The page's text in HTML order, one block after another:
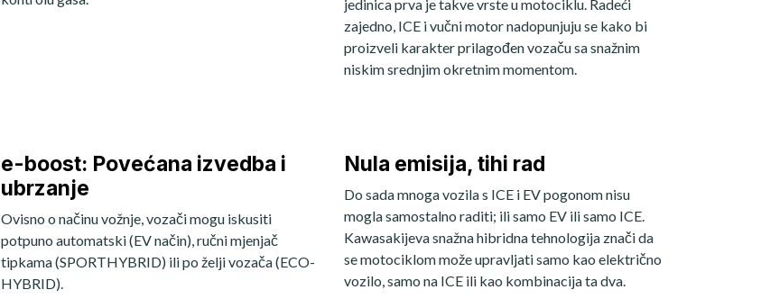
jedinica prva je takve vrste u motociklu. Radeći
zajedno, ICE i vučni motor nadopunjuju se kako bi
proizveli karakter prilagođen vozaču sa snažnim
niskim srednjim okretnim momentom.
e-boost: Povećana izvedba i
ubrzanje
Ovisno o načinu vožnje, vozači mogu iskusiti
potpuno automatski (EV način), ručni mjenjač
tipkama (SPORTHYBRID) ili po želji vozača (ECO-
HYBRID).
Nula emisija, tihi rad
Do sada mnoga vozila s ICE i EV pogonom nisu
mogla samostalno raditi; ili samo EV ili samo ICE.
Kawasakijeva snažna hibridna tehnologija znači da
se motociklom može upravljati samo kao električno
vozilo, samo na ICE ili kao kombinacija ta dva.